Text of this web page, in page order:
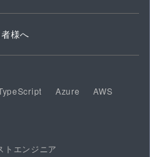
様へ
Azure
AWS
トエンジニア